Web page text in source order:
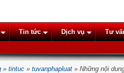
Tin tức Dịch vụ Tư
» tintuc » tuvanphapluat » Những nội